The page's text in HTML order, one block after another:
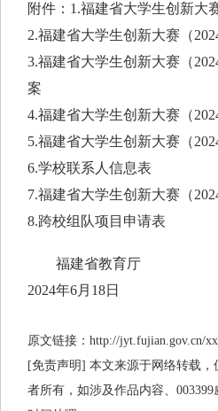
附件：1.福建省大学生创新大
2.福建省大学生创新大赛（
3.福建省大学生创新大赛（
案
4.福建省大学生创新大赛（
5.福建省大学生创新大赛（
6.学校联系人信息表
7.福建省大学生创新大赛（
8.跨校组队项目申请表
福建省教育厅
2024年6月18日
原文链接：http://jyt.fujian.gov.cn/
[免责声明] 本文来源于网络转载
者所有，如涉及作品内容、